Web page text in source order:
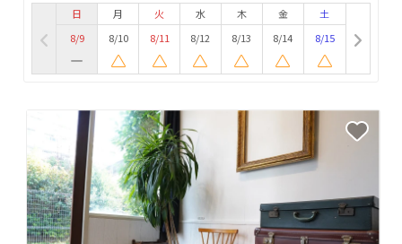
日
8/9
月
8/10
火
8/11
水
8/12
木
8/13
金
8/14
土
8/15